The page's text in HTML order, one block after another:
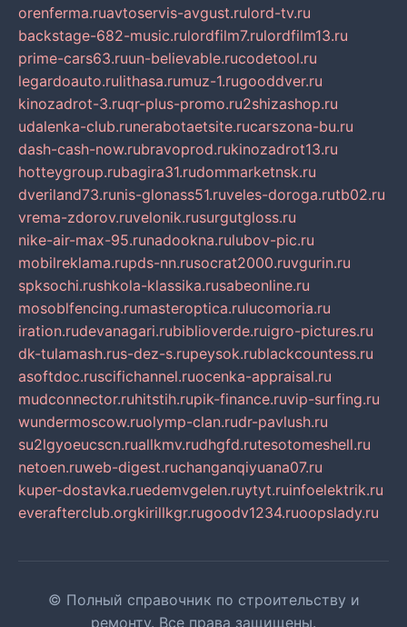
orenferma.ruavtoservis-avgust.rulord-tv.ru
backstage-682-music.rulordfilm7.rulordfilm13.ru
prime-cars63.ruun-believable.rucodetool.ru
legardoauto.rulithasa.rumuz-1.rugooddver.ru
kinozadrot-3.ruqr-plus-promo.ru2shizashop.ru
udalenka-club.runerabotaetsite.rucarszona-bu.ru
dash-cash-now.rubravoprod.rukinozadrot13.ru
hotteygroup.rubagira31.rudommarketnsk.ru
dveriland73.runis-glonass51.ruveles-doroga.rutb02.ru
vrema-zdorov.ruvelonik.rusurgutgloss.ru
nike-air-max-95.runadookna.rulubov-pic.ru
mobilreklama.rupds-nn.rusocrat2000.ruvgurin.ru
spksochi.rushkola-klassika.rusabeonline.ru
mosoblfencing.rumasteroptica.rulucomoria.ru
iration.rudevanagari.rubiblioverde.ruigro-pictures.ru
dk-tulamash.rus-dez-s.rupeysok.rublackcountess.ru
asoftdoc.ruscifichannel.ruocenka-appraisal.ru
mudconnector.ruhitstih.rupik-finance.ruvip-surfing.ru
wundermoscow.ruolymp-clan.rudr-pavlush.ru
su2lgyoeucscn.ruallkmv.rudhgfd.rutesotomeshell.ru
netoen.ruweb-digest.ruchanganqiyuana07.ru
kuper-dostavka.ruedemvgelen.ruytyt.ruinfoelektrik.ru
everafterclub.orgkirillkgr.rugoodv1234.ruoopslady.ru
© Полный справочник по строительству и
ремонту. Все права защищены.